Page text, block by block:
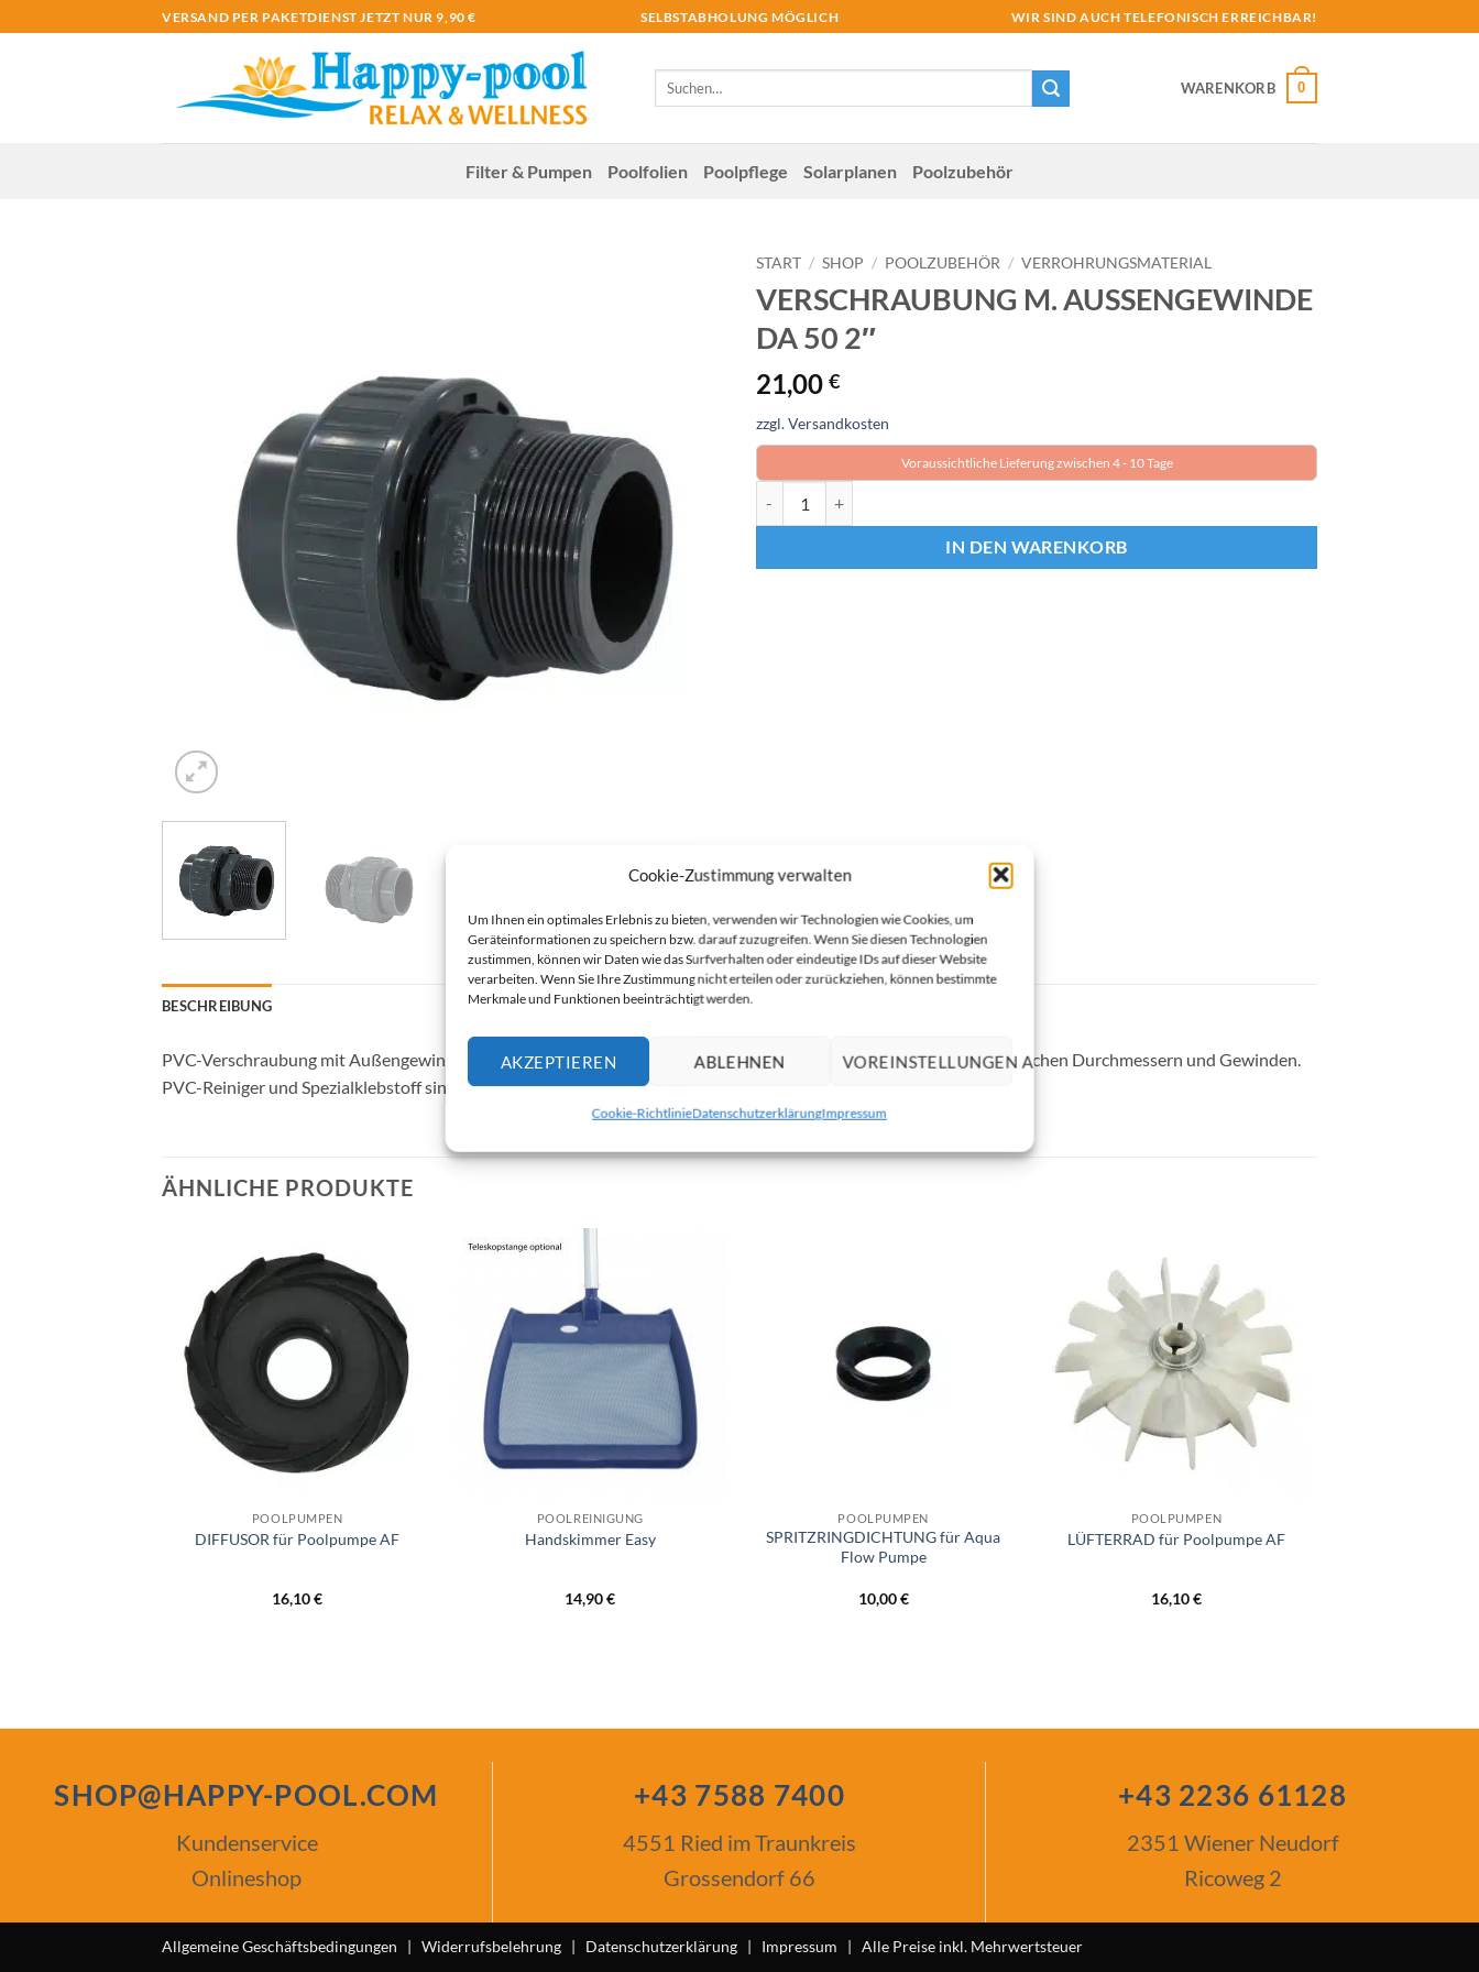
Cookie-Zustimmung verwalten
Um Ihnen ein optimales Erlebnis zu bieten, verwenden wir Technologien wie Cookies, um
Geräteinformationen zu speichern bzw. darauf zuzugreifen. Wenn Sie diesen Technologien
zustimmen, können wir Daten wie das Surfverhalten oder eindeutige IDs auf dieser Website
verarbeiten. Wenn Sie Ihre Zustimmung nicht erteilen oder zurückziehen, können bestimmte
Merkmale und Funktionen beeinträchtigt werden.
AKZEPTIEREN ABLEHNEN VOREINSTELLUNGEN ANZEIGEN
Cookie-RichtlinieDatenschutzerklärungImpressum
Inhalt
VERSAND PER PAKETDIENST JETZT NUR 9,90 € SELBSTABHOLUNG MÖGLICH WIR SIND AUCH TELEFONISCH ERREICHBAR!
Suchen
WARENKORB 0
Filter & Pumpen Poolfolien Poolpflege Solar­planen Poolzubehör
START / SHOP / POOLZUBEHÖR / VERROHRUNGS­MATERIAL
VERSCHRAUBUNG M. AUSSENGEWINDE
DA 50 2″
21,00 €
zzgl. Versandkosten
Voraussichtliche Lieferung zwischen 4 - 10 Tage
IN DEN WARENKORB
BESCHREIBUNG
PVC-Verschraubung mit Außengewinde 50 mm x 2″, perfekt für die Verbindung von Rohrleitungen mit unterschiedlichen Durchmessern und Gewinden.
PVC-Reiniger und Spezialklebstoff sind ebenfalls in unserem Shop erhältlich.
ÄHNLICHE PRODUKTE
POOLPUMPEN
DIFFUSOR für Poolpumpe AF
16,10€
POOLREINIGUNG
Handskimmer Easy
14,90€
POOLPUMPEN
SPRITZRINGDICHTUNG für Aqua
Flow Pumpe
10,00€
POOLPUMPEN
LÜFTERRAD für Poolpumpe AF
16,10€
SHOP@HAPPY-POOL.COM
Kundenservice
Onlineshop
+43 7588 7400
4551 Ried im Traunkreis
Grossendorf 66
+43 2236 61128
2351 Wiener Neudorf
Ricoweg 2
Allgemeine Geschäftsbedingungen | Widerrufsbelehrung | Datenschutzerklärung | Impressum | Alle Preise inkl. Mehrwertsteuer